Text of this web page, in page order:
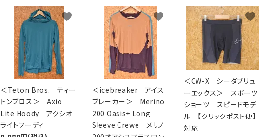
Backpacks＆
OtherBags
Cooking Gear
Sleeping Gear
Tent ＆ Shelter
Camping Gear
Field Gear
Climb ＆ Alpine
Gear
Books＆Others
River Sports
UNISEX
XXS
SMLXL
本気の登山用品
春・夏に向けたアウトドアグ
ッズ
冬期・雪山に向けたウェア・
ギア
テント泊山行に向けたギ
ア！
沢登りに向けたウェア・ギ
ア！
トレイルラン向けウェア・ギ
ア！
＜Teton Bros. ティー
トンブロス＞ Axio
Lite Hoody アクシオ
ライトフーディ
favorite
＜icebreaker アイス
ブレーカー＞ Merino
200 Oasis+ Long
Sleeve Crewe メリノ
favorite
＜CW-X シーダブリュ
ーエックス＞ スポーツ
ショーツ スピードモデ
ル 【クリックポスト便】
対応
favorite